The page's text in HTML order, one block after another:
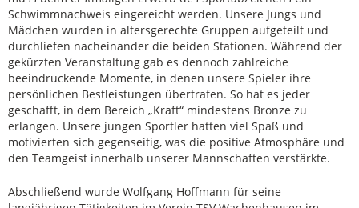
Schwimmnachweis eingereicht werden. Unsere Jungs und
Mädchen wurden in altersgerechte Gruppen aufgeteilt und
durchliefen nacheinander die beiden Stationen. Während der
gekürzten Veranstaltung gab es dennoch zahlreiche
beeindruckende Momente, in denen unsere Spieler ihre
persönlichen Bestleistungen übertrafen. So hat es jeder
geschafft, in dem Bereich „Kraft“ mindestens Bronze zu
erlangen. Unsere jungen Sportler hatten viel Spaß und
motivierten sich gegenseitig, was die positive Atmosphäre und
den Teamgeist innerhalb unserer Mannschaften verstärkte.
Abschließend wurde Wolfgang Hoffmann für seine